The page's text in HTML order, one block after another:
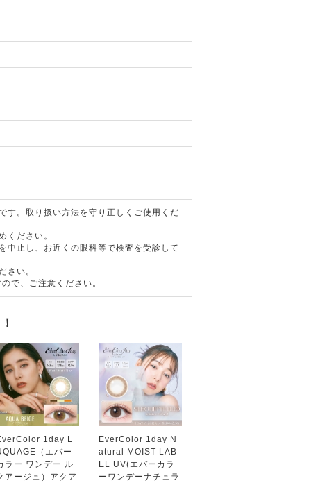
す。取り扱い方法を守り正しくご使用くだ
ください。
中止し、お近くの眼科等で検査を受診して
さい。
で、ご注意ください。
1day L
（エバー
ラー ワンデー ル
アージュ）アクア
EverColor 1day N
atural MOIST LAB
EL UV(エバーカラ
ーワンデーナチュラ